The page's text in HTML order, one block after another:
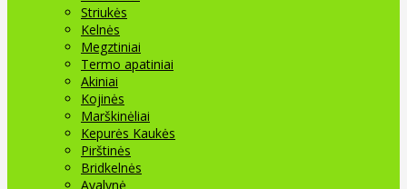
Striukės
Kelnės
Megztiniai
Termo apatiniai
Akiniai
Kojinės
Marškinėliai
Kepurės Kaukės
Pirštinės
Bridkelnės
Avalynė